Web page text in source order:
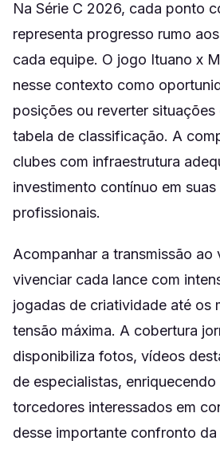
Na Série C 2026, cada ponto
representa progresso rumo
cada equipe. O jogo Ituano x
nesse contexto como
posições ou reverter
tabela de classificação. A
clubes com infraestrutura
investimento contínuo em
profissionais.
Acompanhar a transmissão ao
vivenciar cada lance com
jogadas de criatividade até os
tensão máxima. A cobertura
disponibiliza fotos, vídeos
de especialistas,
torcedores interessados em
desse importante confronto